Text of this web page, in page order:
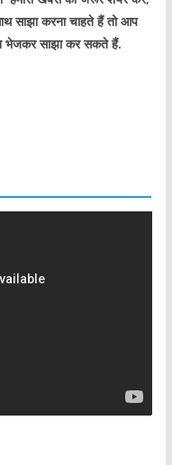
साझा करना चाहते हैं तो आप
भेजकर साझा कर सकते हैं.